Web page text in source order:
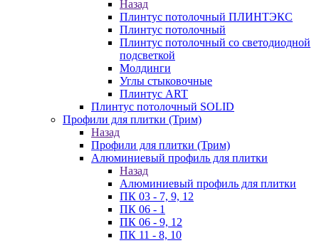
Назад
Плинтус потолочный ПЛИНТЭКС
Плинтус потолочный
Плинтус потолочный со светодиодной
подсветкой
Молдинги
Углы стыковочные
Плинтус ART
Плинтус потолочный SOLID
Профили для плитки (Трим)
Назад
Профили для плитки (Трим)
Алюминиевый профиль для плитки
Назад
Алюминиевый профиль для плитки
ПК 03 - 7, 9, 12
ПК 06 - 1
ПК 06 - 9, 12
ПК 11 - 8, 10